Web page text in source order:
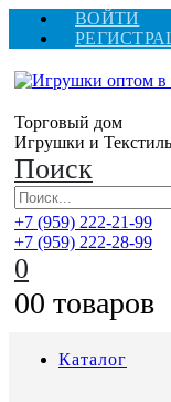
ВОЙТИ
Торговый дом
Игрушки и Текстиль
Поиск
+7 (959) 222-21-99
+7 (959) 222-28-99
0
00 товаров
Каталог